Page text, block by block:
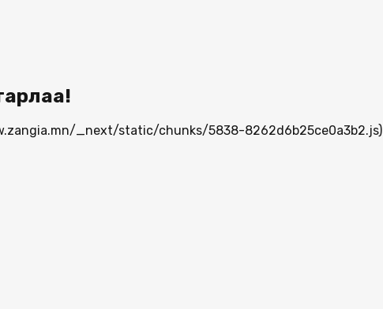
_next/static/chunks/5838-8262d6b25ce0a3b2.js)